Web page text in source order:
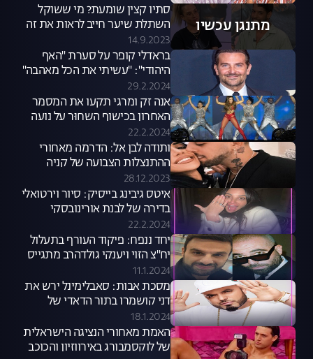
מתנגן עכשיו
סתיו קצין שומעת? מי ששוקל
השתלת שיער חייב לראות את זה
14.9.2023
בראדלי קופר על סערת "האף
היהודי": "עשיתי את הכל מאהבה"
29.2.2024
אנה זק ומרגי תקעו את המסמר
האחרון בכישוף השְחוּר על נועה
קירל
22.2.2024
ותודה לבן אל: הדרמה מאחורי
ההתנצלות הצבועה של קניה
בעברית
28.12.2023
איטס גיבינג בייסיק: סיור וירטואלי
בדירה של לבנת אורינובסקי
22.2.2024
יחד ננפח: פיקוד העורף בתעלול
יח"צ הזוי ויענקי גולדהרב מתגייס
בגיל 21. אוקי
11.1.2024
מסכת אבות: סאבלימינל ירש את
דני קושמרו בתור הדאדי של
התקופה
18.1.2024
האמת מאחורי הנציגה הישראלית
של לוקסמבורג באירווזיון והכוכב